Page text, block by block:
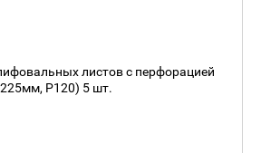
листов с перфорацией
P120) 5 шт.